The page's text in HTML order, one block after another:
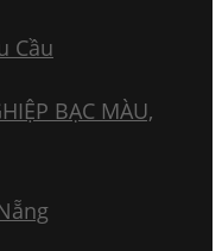
Cầu
BẠC MÀU,